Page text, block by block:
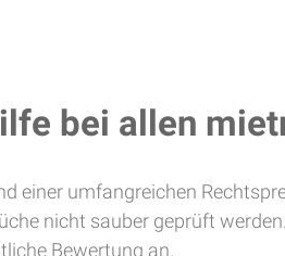
bei allen
einer umfangreichen
nicht sauber geprüft
Bewertung an.